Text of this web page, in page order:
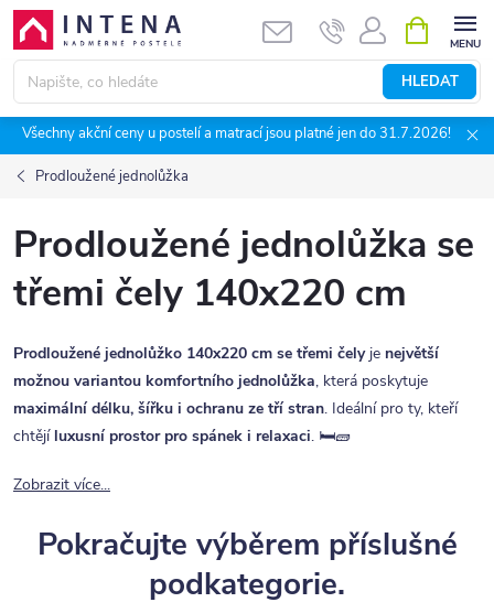
Přejít
obsah
HLEDAT
NÁKUPNÍ
KOŠÍK
Všechny akční ceny u postelí a matrací jsou platné jen do 31.7.2026!
Prodloužené jednolůžka
Prodloužené jednolůžka se
třemi čely 140x220 cm
Prodloužené jednolůžko 140x220 cm se třemi čelyje největší
možnou variantou komfortního jednolůžka, která poskytuje
maximální délku, šířku i ochranu ze tří stran. Ideální pro ty, kteří
chtějí luxusní prostor pro spánek i relaxaci. 🛏️🧱
Zobrazit více...
Pokračujte výběrem příslušné
podkategorie.